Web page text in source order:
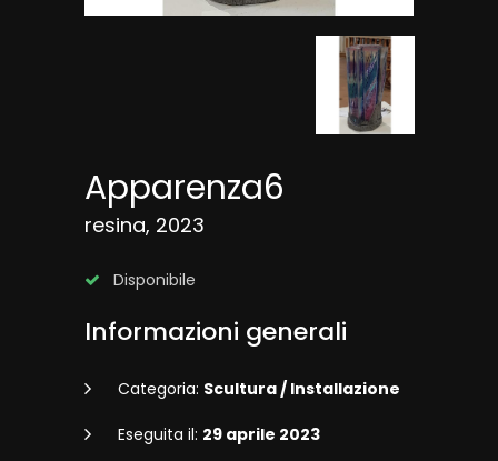
Apparenza6
resina, 2023
Disponibile
Informazioni generali
Categoria: Scultura / Installazione
Eseguita il: 29 aprile 2023